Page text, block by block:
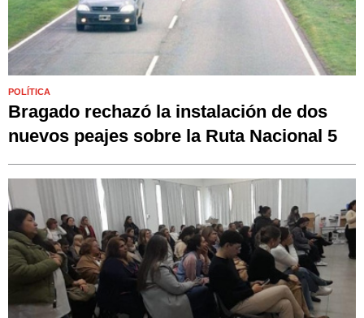
POLÍTICA
Bragado rechazó la instalación de dos
nuevos peajes sobre la Ruta Nacional 5